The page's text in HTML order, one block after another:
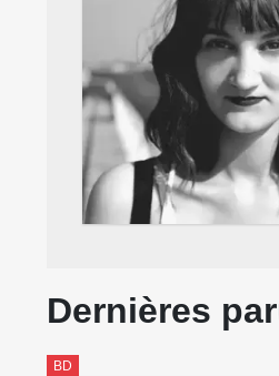
Dernières
BD